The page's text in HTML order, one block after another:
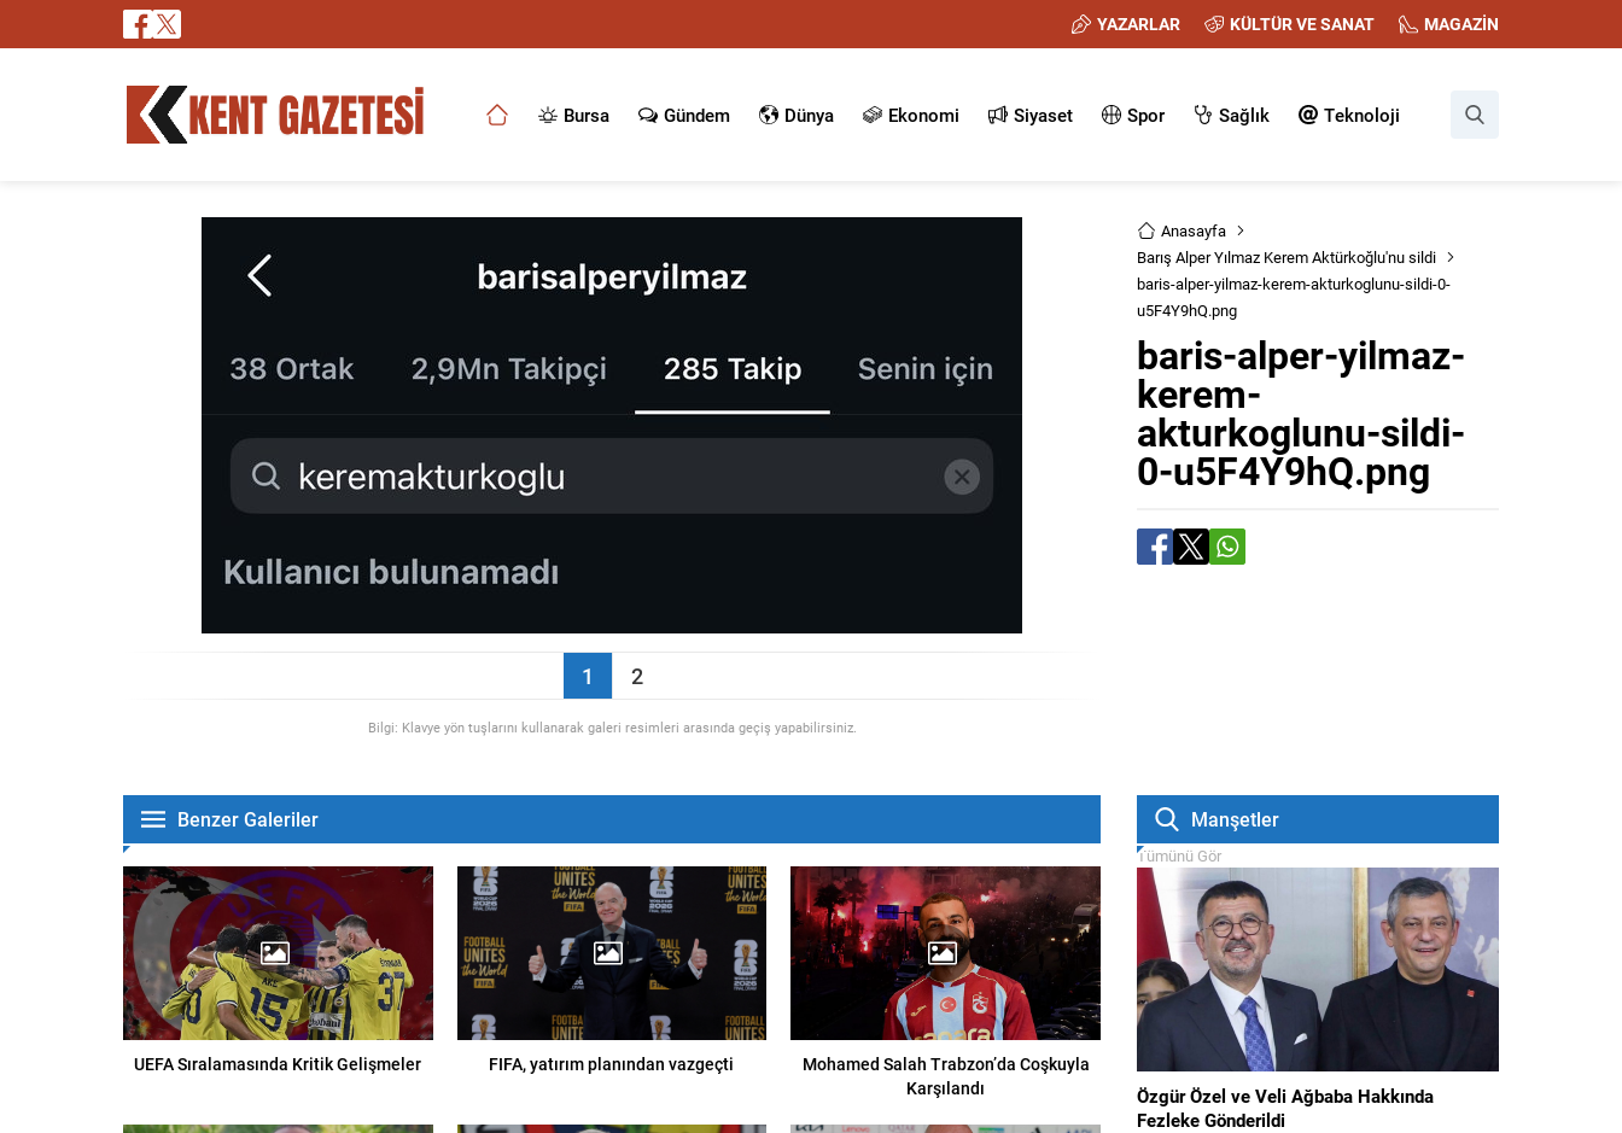
YAZARLAR KÜLTÜR VE SANAT MAGAZİN
Bursa Gündem Dünya Ekonomi Siyaset Spor Sağlık Teknoloji
1 2
Bilgi: Klavye yön tuşlarını kullanarak galeri resimleri arasında geçiş yapabilirsiniz.
Anasayfa
Barış Alper Yılmaz Kerem Aktürkoğlu'nu sildi
baris-alper-yilmaz-kerem-akturkoglunu-sildi-0-
u5F4Y9hQ.png
baris-alper-yilmaz-
kerem-
akturkoglunu-sildi-
0-u5F4Y9hQ.png
Benzer Galeriler
UEFA Sıralamasında Kritik Gelişmeler FIFA, yatırım planından vazgeçti
Mohamed Salah Trabzon’da Coşkuyla
Karşılandı
Manşetler
Tümünü Gör
Özgür Özel ve Veli Ağbaba Hakkında
Fezleke Gönderildi